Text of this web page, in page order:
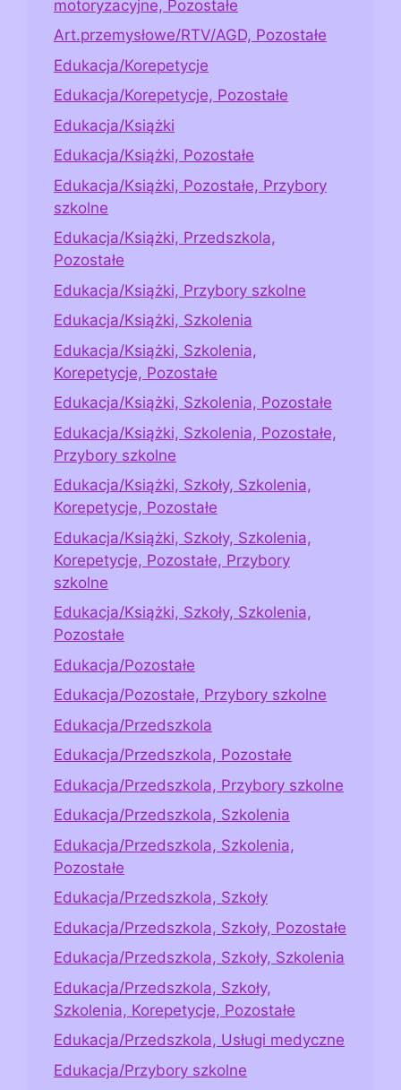
motoryzacyjne, Pozostałe
Art.przemysłowe/RTV/AGD, Pozostałe
Edukacja/Korepetycje
Edukacja/Korepetycje, Pozostałe
Edukacja/Książki
Edukacja/Książki, Pozostałe
Edukacja/Książki, Pozostałe, Przybory
szkolne
Edukacja/Książki, Przedszkola,
Pozostałe
Edukacja/Książki, Przybory szkolne
Edukacja/Książki, Szkolenia
Edukacja/Książki, Szkolenia,
Korepetycje, Pozostałe
Edukacja/Książki, Szkolenia, Pozostałe
Edukacja/Książki, Szkolenia, Pozostałe,
Przybory szkolne
Edukacja/Książki, Szkoły, Szkolenia,
Korepetycje, Pozostałe
Edukacja/Książki, Szkoły, Szkolenia,
Korepetycje, Pozostałe, Przybory
szkolne
Edukacja/Książki, Szkoły, Szkolenia,
Pozostałe
Edukacja/Pozostałe
Edukacja/Pozostałe, Przybory szkolne
Edukacja/Przedszkola
Edukacja/Przedszkola, Pozostałe
Edukacja/Przedszkola, Przybory szkolne
Edukacja/Przedszkola, Szkolenia
Edukacja/Przedszkola, Szkolenia,
Pozostałe
Edukacja/Przedszkola, Szkoły
Edukacja/Przedszkola, Szkoły, Pozostałe
Edukacja/Przedszkola, Szkoły, Szkolenia
Edukacja/Przedszkola, Szkoły,
Szkolenia, Korepetycje, Pozostałe
Edukacja/Przedszkola, Usługi medyczne
Edukacja/Przybory szkolne